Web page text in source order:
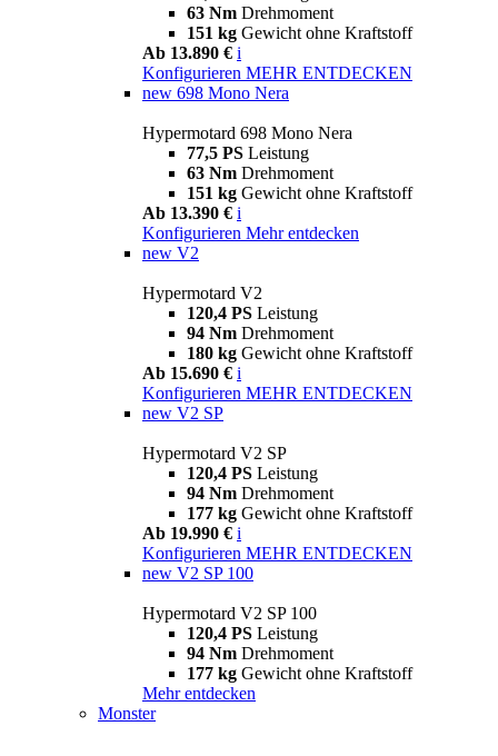
63 Nm Drehmoment
151 kg Gewicht ohne Kraftstoff
Ab 13.890 € i
Konfigurieren MEHR ENTDECKEN
new 698 Mono Nera
Hypermotard 698 Mono Nera
77,5 PS Leistung
63 Nm Drehmoment
151 kg Gewicht ohne Kraftstoff
Ab 13.390 € i
Konfigurieren Mehr entdecken
new V2
Hypermotard V2
120,4 PS Leistung
94 Nm Drehmoment
180 kg Gewicht ohne Kraftstoff
Ab 15.690 € i
Konfigurieren MEHR ENTDECKEN
new V2 SP
Hypermotard V2 SP
120,4 PS Leistung
94 Nm Drehmoment
177 kg Gewicht ohne Kraftstoff
Ab 19.990 € i
Konfigurieren MEHR ENTDECKEN
new V2 SP 100
Hypermotard V2 SP 100
120,4 PS Leistung
94 Nm Drehmoment
177 kg Gewicht ohne Kraftstoff
Mehr entdecken
Monster